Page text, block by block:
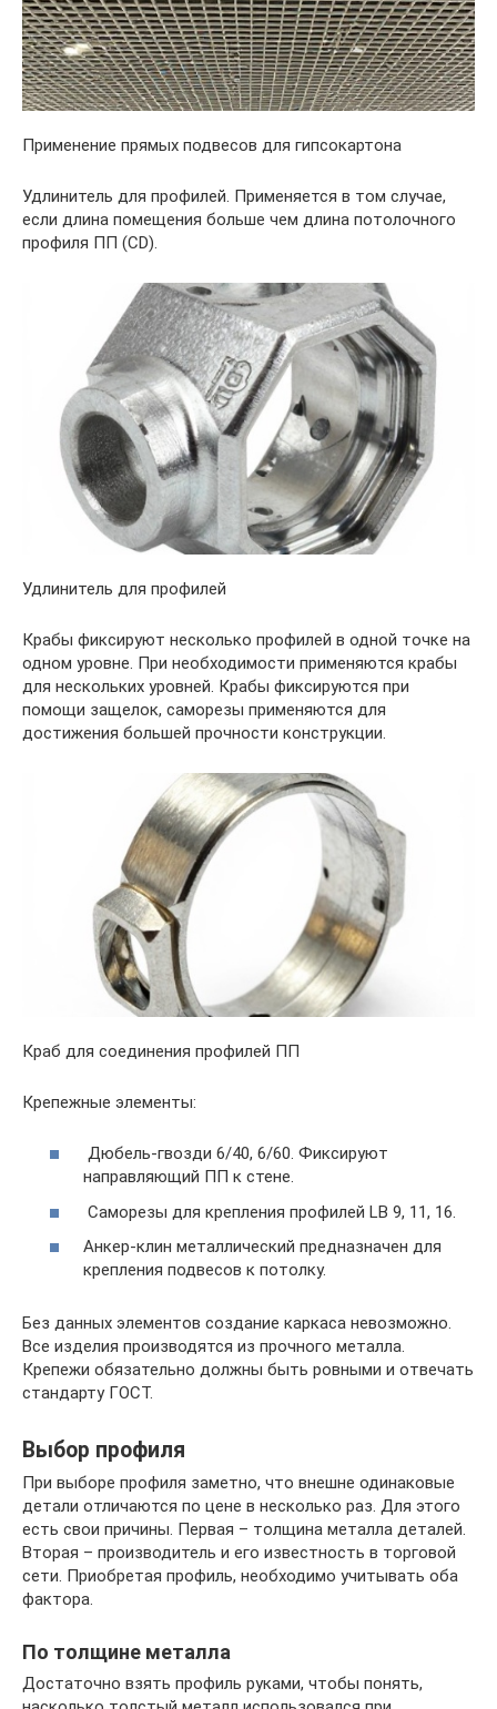
Применение прямых подвесов для гипсокартона
Удлинитель для профилей. Применяется в том случае,
если длина помещения больше чем длина потолочного
профиля ПП (CD).
Удлинитель для профилей
Крабы фиксируют несколько профилей в одной точке на
одном уровне. При необходимости применяются крабы
для нескольких уровней. Крабы фиксируются при
помощи защелок, саморезы применяются для
достижения большей прочности конструкции.
Краб для соединения профилей ПП
Крепежные элементы:
Дюбель-гвозди 6/40, 6/60. Фиксируют
направляющий ПП к стене.
Саморезы для крепления профилей LB 9, 11, 16.
Анкер-клин металлический предназначен для
крепления подвесов к потолку.
Без данных элементов создание каркаса невозможно.
Все изделия производятся из прочного металла.
Крепежи обязательно должны быть ровными и отвечать
стандарту ГОСТ.
Выбор профиля
При выборе профиля заметно, что внешне одинаковые
детали отличаются по цене в несколько раз. Для этого
есть свои причины. Первая – толщина металла деталей.
Вторая – производитель и его известность в торговой
сети. Приобретая профиль, необходимо учитывать оба
фактора.
По толщине металла
Достаточно взять профиль руками, чтобы понять,